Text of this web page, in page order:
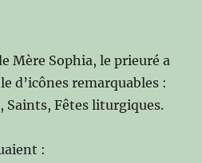
Mère Sophia, le prieuré a
d’icônes remarquables :
Saints, Fêtes liturgiques.
: